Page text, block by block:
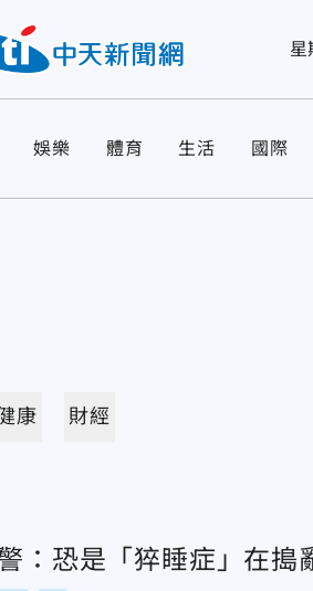
星
娛樂 體育 生活 國際
康 財經
：恐是「猝睡症」在搗